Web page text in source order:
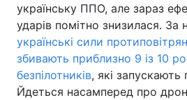
українську ППО, але зараз
ударів помітно знизилася.
українські сили
збивають приблизно 9 із 10
безпілотників, які запускають
Йдеться насамперед про